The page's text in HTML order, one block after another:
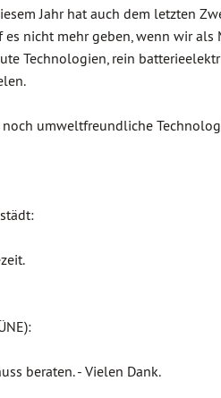
Jahr hat auch dem letzten
es nicht mehr geben, wenn wir
Technologien, rein
umweltfreundliche
beraten. - Vielen Dank.